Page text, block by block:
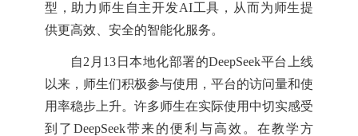
型，助力师生自主开发AI工具，从而为师生提
供更高效、安全的智能化服务。
自2月13日本地化部署的DeepSeek平台上线
以来，师生们积极参与使用，平台的访问量和使
用率稳步上升。许多师生在实际使用中切实感受
到了DeepSeek带来的便利与高效。在教学方